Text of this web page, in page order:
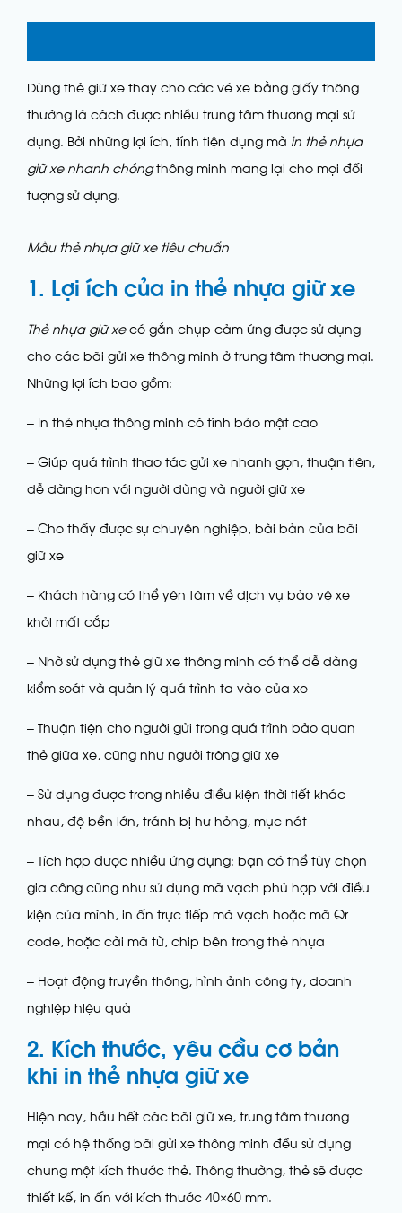
Dùng thẻ giữ xe thay cho các vé xe bằng giấy thông
thường là cách được nhiều trung tâm thương mại sử
dụng. Bởi những lợi ích, tính tiện dụng mà in thẻ nhựa
giữ xe nhanh chóngthông minh mang lại cho mọi đối
tượng sử dụng.
Mẫu thẻ nhựa giữ xe tiêu chuẩn
1. Lợi ích của in thẻ nhựa giữ xe
Thẻ nhựa giữ xecó gắn chụp cảm ứng được sử dụng
cho các bãi gửi xe thông minh ở trung tâm thương mại.
Những lợi ích bao gồm:
– In thẻ nhựa thông minh có tính bảo mật cao
– Giúp quá trình thao tác gửi xe nhanh gọn, thuận tiên,
dễ dàng hơn với người dùng và người giữ xe
– Cho thấy được sự chuyên nghiệp, bài bản của bãi
giữ xe
– Khách hàng có thể yên tâm về dịch vụ bảo vệ xe
khỏi mất cắp
– Nhờ sử dụng thẻ giữ xe thông minh có thể dễ dàng
kiểm soát và quản lý quá trình ta vào của xe
– Thuận tiện cho người gửi trong quá trình bảo quan
thẻ giữa xe, cũng như người trông giữ xe
– Sử dụng được trong nhiều điều kiện thời tiết khác
nhau, độ bền lớn, tránh bị hư hỏng, mục nát
– Tích hợp được nhiều ứng dụng: bạn có thể tùy chọn
gia công cũng như sử dụng mã vạch phù hợp với điều
kiện của mình, in ấn trực tiếp mà vạch hoặc mã Qr
code, hoặc cài mã từ, chip bên trong thẻ nhựa
– Hoạt động truyền thông, hình ảnh công ty, doanh
nghiệp hiệu quả
2. Kích thước, yêu cầu cơ bản
khi in thẻ nhựa giữ xe
Hiện nay, hầu hết các bãi giữ xe, trung tâm thương
mại có hệ thống bãi gửi xe thông minh đều sử dụng
chung một kích thước thẻ. Thông thường, thẻ sẽ được
thiết kế, in ấn với kích thước 40×60 mm.